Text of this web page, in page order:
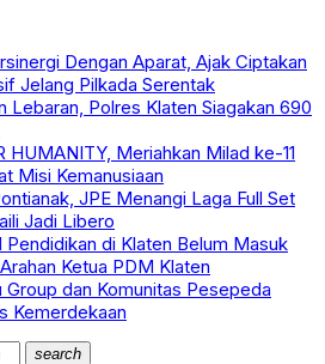
Dengan Aparat, Ajak Ciptakan
Jelang Pilkada Serentak
Lebaran, Polres Klaten Siagakan 690
HUMANITY, Meriahkan Milad ke-11
Misi Kemanusiaan
JPE Menangi Laga Full Set
Jadi Libero
di Klaten Belum Masuk
Ketua PDM Klaten
Group dan Komunitas Pesepeda
Kemerdekaan
search